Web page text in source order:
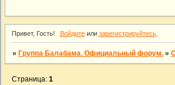
Привет, Гость! Войдитеили зарегистрируйтесь.
» Группа Балабама. Официальный форум. »
Страница:1